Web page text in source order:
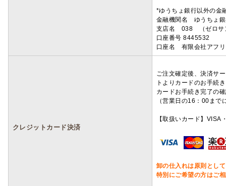
*ゆうちょ銀行以外の金
金融機関名 ゆうちょ
支店名 038 （ゼロサ
口座番号 8445532
口座名 有限会社アフ
クレジットカード決済
ご注文確定後、決済サ
トよりカードのお手続
カードお手続き完了の
（営業日の16：00ま
【取扱いカード】
卸の仕入れは原則とし
特別にご希望の方はご